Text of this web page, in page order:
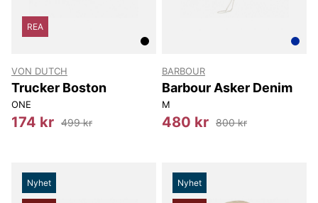
REA
VON DUTCH
Trucker Boston
ONE
174 kr 499 kr
BARBOUR
Barbour Asker Denim
M
480 kr 800 kr
Nyhet Nyhet